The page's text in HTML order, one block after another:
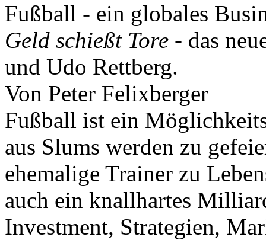
Fußball - ein globales
Geld schießt Tore - das
und Udo Rettberg.
Von Peter Felixberger
Fußball ist ein
aus Slums werden zu
ehemalige Trainer zu
auch ein knallhartes
Investment, Strategien,